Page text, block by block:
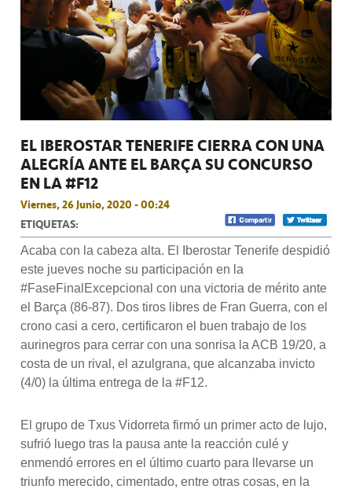
EL IBEROSTAR TENERIFE CIERRA CON UNA
ALEGRÍA ANTE EL BARÇA SU CONCURSO
EN LA #F12
Viernes, 26 Junio, 2020 - 00:24
ETIQUETAS:
Acaba con la cabeza alta. El Iberostar Tenerife despidió
este jueves noche su participación en la
#FaseFinalExcepcional con una victoria de mérito ante
el Barça (86-87). Dos tiros libres de Fran Guerra, con el
crono casi a cero, certificaron el buen trabajo de los
aurinegros para cerrar con una sonrisa la ACB 19/20, a
costa de un rival, el azulgrana, que alcanzaba invicto
(4/0) la última entrega de la #F12.
El grupo de Txus Vidorreta firmó un primer acto de lujo,
sufrió luego tras la pausa ante la reacción culé y
enmendó errores en el último cuarto para llevarse un
triunfo merecido, cimentado, entre otras cosas, en la